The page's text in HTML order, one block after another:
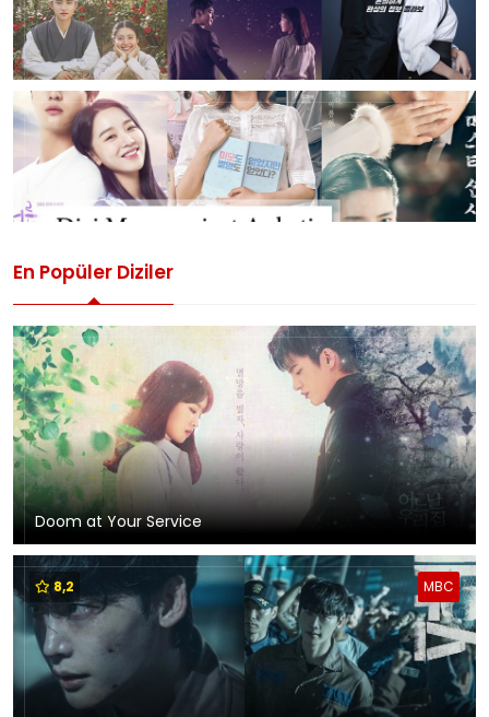
En Popüler Diziler
Doom at Your Service
MBC
8,2